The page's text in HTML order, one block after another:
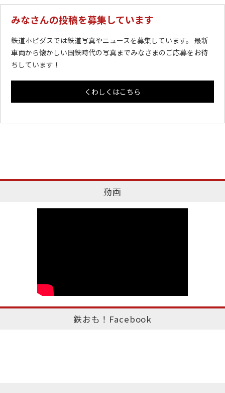
みなさんの投稿を募集しています
鉄道ホビダスでは鉄道写真やニュースを募集しています。 最新
車両から懐かしい国鉄時代の写真までみなさまのご応募をお待
ちしています！
くわしくはこちら
動画
鉄おも！Facebook